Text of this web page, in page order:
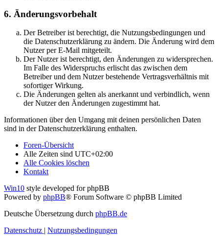
6. Änderungsvorbehalt
Der Betreiber ist berechtigt, die Nutzungsbedingungen und
die Datenschutzerklärung zu ändern. Die Änderung wird dem
Nutzer per E-Mail mitgeteilt.
Der Nutzer ist berechtigt, den Änderungen zu widersprechen.
Im Falle des Widerspruchs erlischt das zwischen dem
Betreiber und dem Nutzer bestehende Vertragsverhältnis mit
sofortiger Wirkung.
Die Änderungen gelten als anerkannt und verbindlich, wenn
der Nutzer den Änderungen zugestimmt hat.
Informationen über den Umgang mit deinen persönlichen Daten
sind in der Datenschutzerklärung enthalten.
Foren-Übersicht
Alle Zeiten sind UTC+02:00
Alle Cookies löschen
Kontakt
Win10 style developed for phpBB
Powered by phpBB® Forum Software © phpBB Limited
Deutsche Übersetzung durch phpBB.de
Datenschutz
Nutzungsbedingungen